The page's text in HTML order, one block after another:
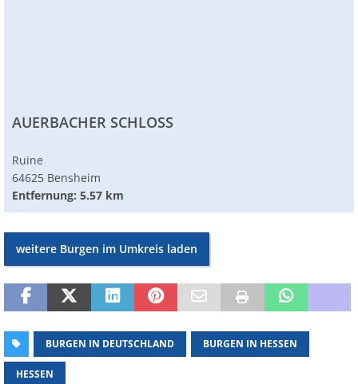
AUERBACHER SCHLOSS
Ruine
64625 Bensheim
Entfernung: 5.57 km
weitere Burgen im Umkreis laden
BURGEN IN DEUTSCHLAND BURGEN IN HESSEN
HESSEN